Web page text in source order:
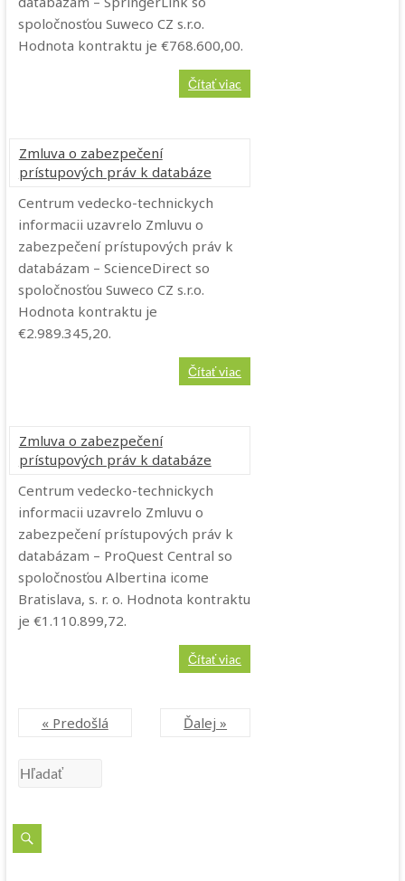
spoločnosťou Suweco CZ s.r.o.
Hodnota kontraktu je €768.600,00.
Čítať viac
Zmluva o zabezpečení
prístupových práv k databáze
Centrum vedecko-technickych
informacii uzavrelo Zmluvu o
zabezpečení prístupových práv k
databázam – ScienceDirect so
spoločnosťou Suweco CZ s.r.o.
Hodnota kontraktu je
€2.989.345,20.
Čítať viac
Zmluva o zabezpečení
prístupových práv k databáze
Centrum vedecko-technickych
informacii uzavrelo Zmluvu o
zabezpečení prístupových práv k
databázam – ProQuest Central so
spoločnosťou Albertina icome
Bratislava, s. r. o. Hodnota kontraktu
je €1.110.899,72.
Čítať viac
« Predošlá Ďalej »